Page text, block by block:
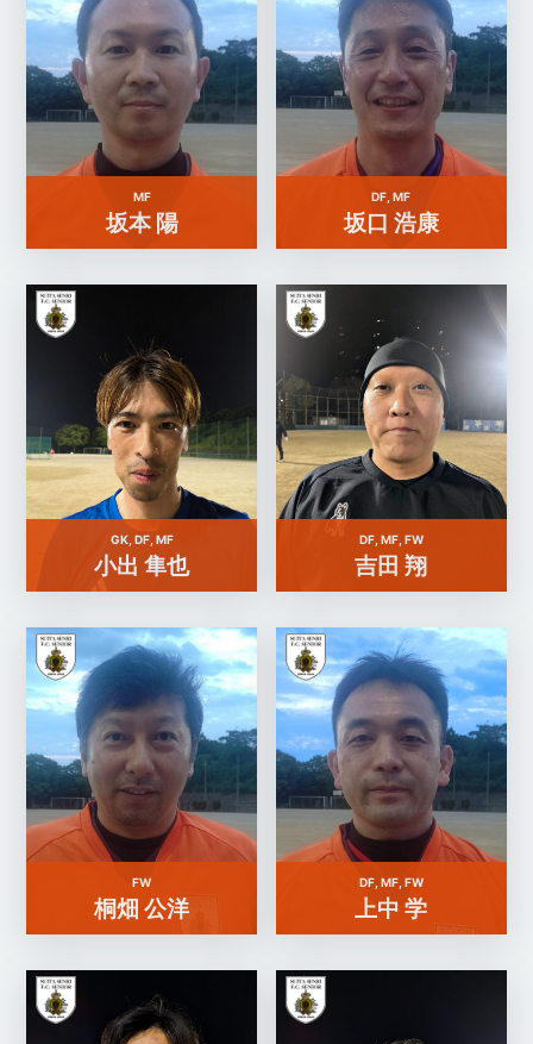
MF
坂本 陽
DF, MF
坂口 浩康
GK, DF, MF
小出 隼也
DF, MF, FW
吉田 翔
FW
桐畑 公洋
DF, MF, FW
上中 学